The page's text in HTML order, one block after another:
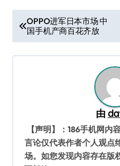
章
导
OPPO进军日本市场 中
国手机产商百花齐放
由
【声明】：186手机网内
言论仅代表作者个人观点
场。如您发现内容存在版